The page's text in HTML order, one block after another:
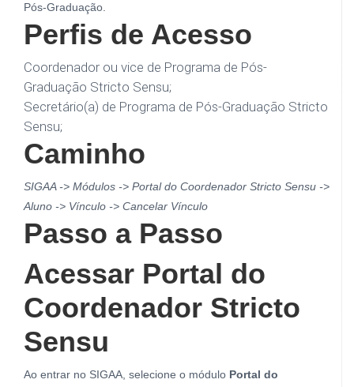
Pós-Graduação.
Perfis de Acesso
Coordenador ou vice de Programa de Pós-
Graduação Stricto Sensu;
Secretário(a) de Programa de Pós-Graduação Stricto
Sensu;
Caminho
SIGAA -> Módulos -> Portal do Coordenador Stricto Sensu ->
Aluno -> Vínculo -> Cancelar Vínculo
Passo a Passo
Acessar Portal do
Coordenador Stricto
Sensu
Ao entrar no SIGAA, selecione o módulo Portal do